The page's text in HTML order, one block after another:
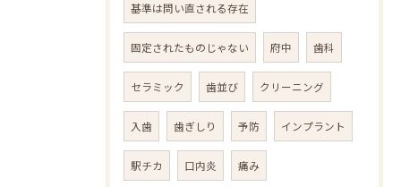
基準は問い直される存在
固定されたものじゃない 府中 歯科
セラミック 歯並び クリーニング
入歯 歯ぎしり 予防 インプラント
駅チカ 口内炎 痛み